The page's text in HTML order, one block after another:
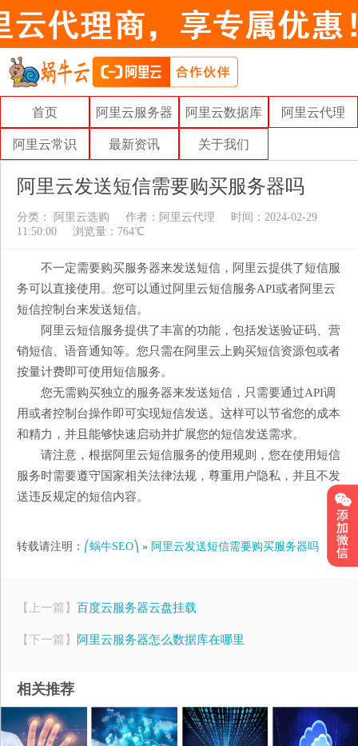
首页 阿里云服务器 阿里云数据库 阿里云代理
阿里云常识 最新资讯 关于我们
阿里云发送短信需要购买服务器吗
分类： 阿里云选购 作者： 阿里云代理
时间：2024-02-29
11:50:00
浏览量：764℃
不一定需要购买服务器来发送短信，阿里云提供了短信服
务可以直接使用。您可以通过阿里云短信服务API或者阿里云
短信控制台来发送短信。
阿里云短信服务提供了丰富的功能，包括发送验证码、营
销短信、语音通知等。您只需在阿里云上购买短信资源包或者
按量计费即可使用短信服务。
您无需购买独立的服务器来发送短信，只需要通过API调
用或者控制台操作即可实现短信发送。这样可以节省您的成本
和精力，并且能够快速启动并扩展您的短信发送需求。
请注意，根据阿里云短信服务的使用规则，您在使用短信
服务时需要遵守国家相关法律法规，尊重用户隐私，并且不发
送违反规定的短信内容。
转载请注明： ⎛蜗牛SEO⎞ » 阿里云发送短信需要购买服务器吗
【上一篇】 百度云服务器云盘挂载
【下一篇】 阿里云服务器怎么数据库在哪里
相关推荐